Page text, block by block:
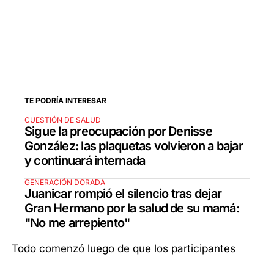
TE PODRÍA INTERESAR
CUESTIÓN DE SALUD
Sigue la preocupación por Denisse
González: las plaquetas volvieron a bajar
y continuará internada
GENERACIÓN DORADA
Juanicar rompió el silencio tras dejar
Gran Hermano por la salud de su mamá:
"No me arrepiento"
Todo comenzó luego de que los participantes